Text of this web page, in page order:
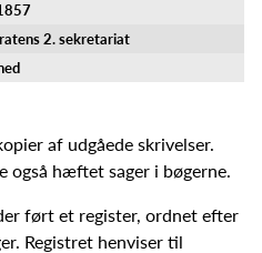
2. sekretariat
af udgåede skrivelser.
også hæftet sager i bøgerne.
ført et register, ordnet efter
Registret henviser til